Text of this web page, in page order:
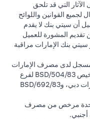
التي قد تلحق
لجميع القوانين واللوائح
أن سيتي بنك لا يقدم
المشورة للعميل
سيتي بنك الإمارات مراقبة
مسجل لدى مصرف الإمارات
العربية المتحدة المركزي بموجب أرقام التراخيص BSD/504/83 لفرع
الوصل دبي، و13/184/2019 لفرع مول الإمارات دبي، وBSD/692/83
مرخص من مصرف
أجنبي.